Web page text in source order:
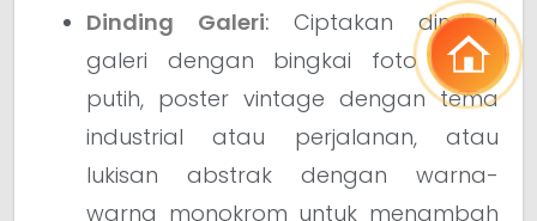
Dinding Galeri: Ciptakan dinding
galeri dengan bingkai foto hitam
putih, poster vintage dengan tema
industrial atau perjalanan, atau
lukisan abstrak dengan warna-
warna monokrom untuk menambah